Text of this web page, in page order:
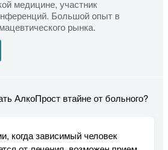
медицине, участник
Большой опыт в
рынка.
АлкоПрост втайне от больного?
когда зависимый человек